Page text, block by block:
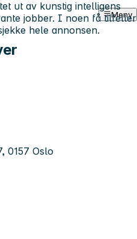
Meny
0157 Oslo
ut av kunstig intelligens
jobber. I noen få tilfeller
hele annonsen.